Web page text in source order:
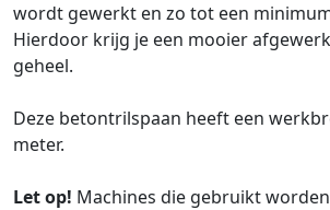
wordt gewerkt en zo tot een
Hierdoor krijg je een mooier
geheel.
Deze betontrilspaan heeft een
meter.
Let op! Machines die gebruikt